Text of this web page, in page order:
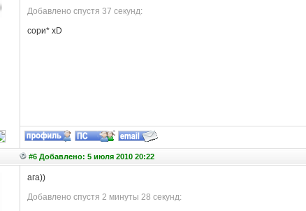
Добавлено спустя 37 секунд:
сори* xD
#6 Добавлено: 5 июля 2010 20:22
ага))
Добавлено спустя 2 минуты 28 секунд: